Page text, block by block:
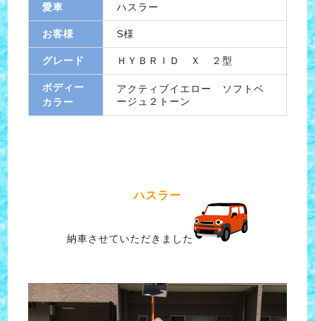
愛車 ハスラー
お客様 S様
グレード ＨＹＢＲＩＤ Ｘ ２型
ボディー
カラー
アクティブイエロー ソフトベ
ージュ２トーン
ハスラー
納車させていただきました